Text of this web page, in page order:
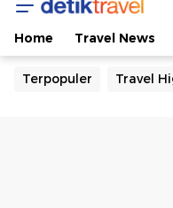
Home Travel News
Terpopuler Travel